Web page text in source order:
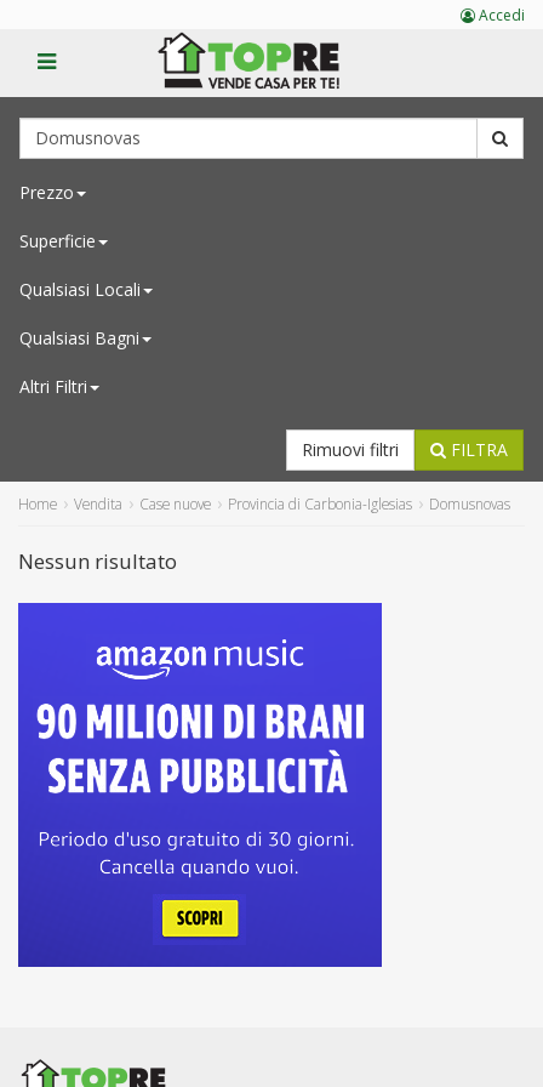
Prezzo
Superficie
Qualsiasi Locali
Qualsiasi Bagni
Altri Filtri
FILTRA
Rimuovi filtri
Home Vendita Case nuove Provincia di Carbonia-Iglesias Domusnovas
Nessun risultato
Accedi